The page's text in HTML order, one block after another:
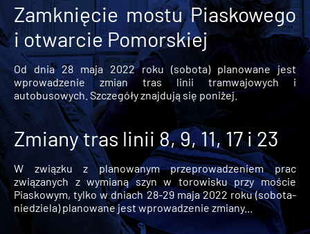
Zamknięcie mostu Piaskowego
i otwarcie Pomorskiej
Od dnia 28 maja 2022 roku (sobota) planowane jest
wprowadzenie zmian tras linii tramwajowych i
autobusowych. Szczegóły znajdują się poniżej.
Zmiany tras linii 8, 9, 11, 17 i 23
W związku z planowanym przeprowadzeniem prac
związanych z wymianą szyn w torowisku przy moście
Piaskowym, tylko w dniach 28-29 maja 2022 roku (sobota-
niedziela) planowane jest wprowadzenie zmiany...